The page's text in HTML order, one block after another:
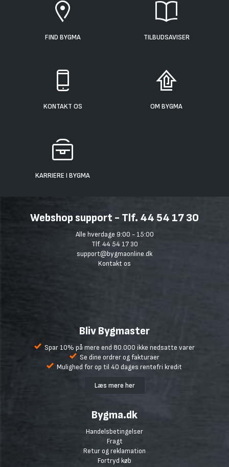
FIND BYGMA TILBUDSAVISER
KONTAKT OS OM BYGMA
KARRIERE I BYGMA
Webshop support - Tlf. 44 54 17 30
Alle hverdage 9:00 - 15:00
Tlf. 44 54 17 30
support@bygmaonline.dk
Kontakt os
Bliv Bygmaster
Spar 10% på mere end 80.000 ikke nedsatte varer
Se dine ordrer og fakturaer
Mulighed for op til 40 dages rentefri kredit
Læs mere her
Bygma.dk
Handelsbetingelser
Fragt
Retur og reklamation
Fortryd køb